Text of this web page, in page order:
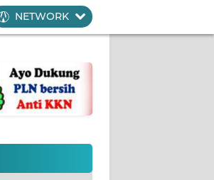
NETWORK